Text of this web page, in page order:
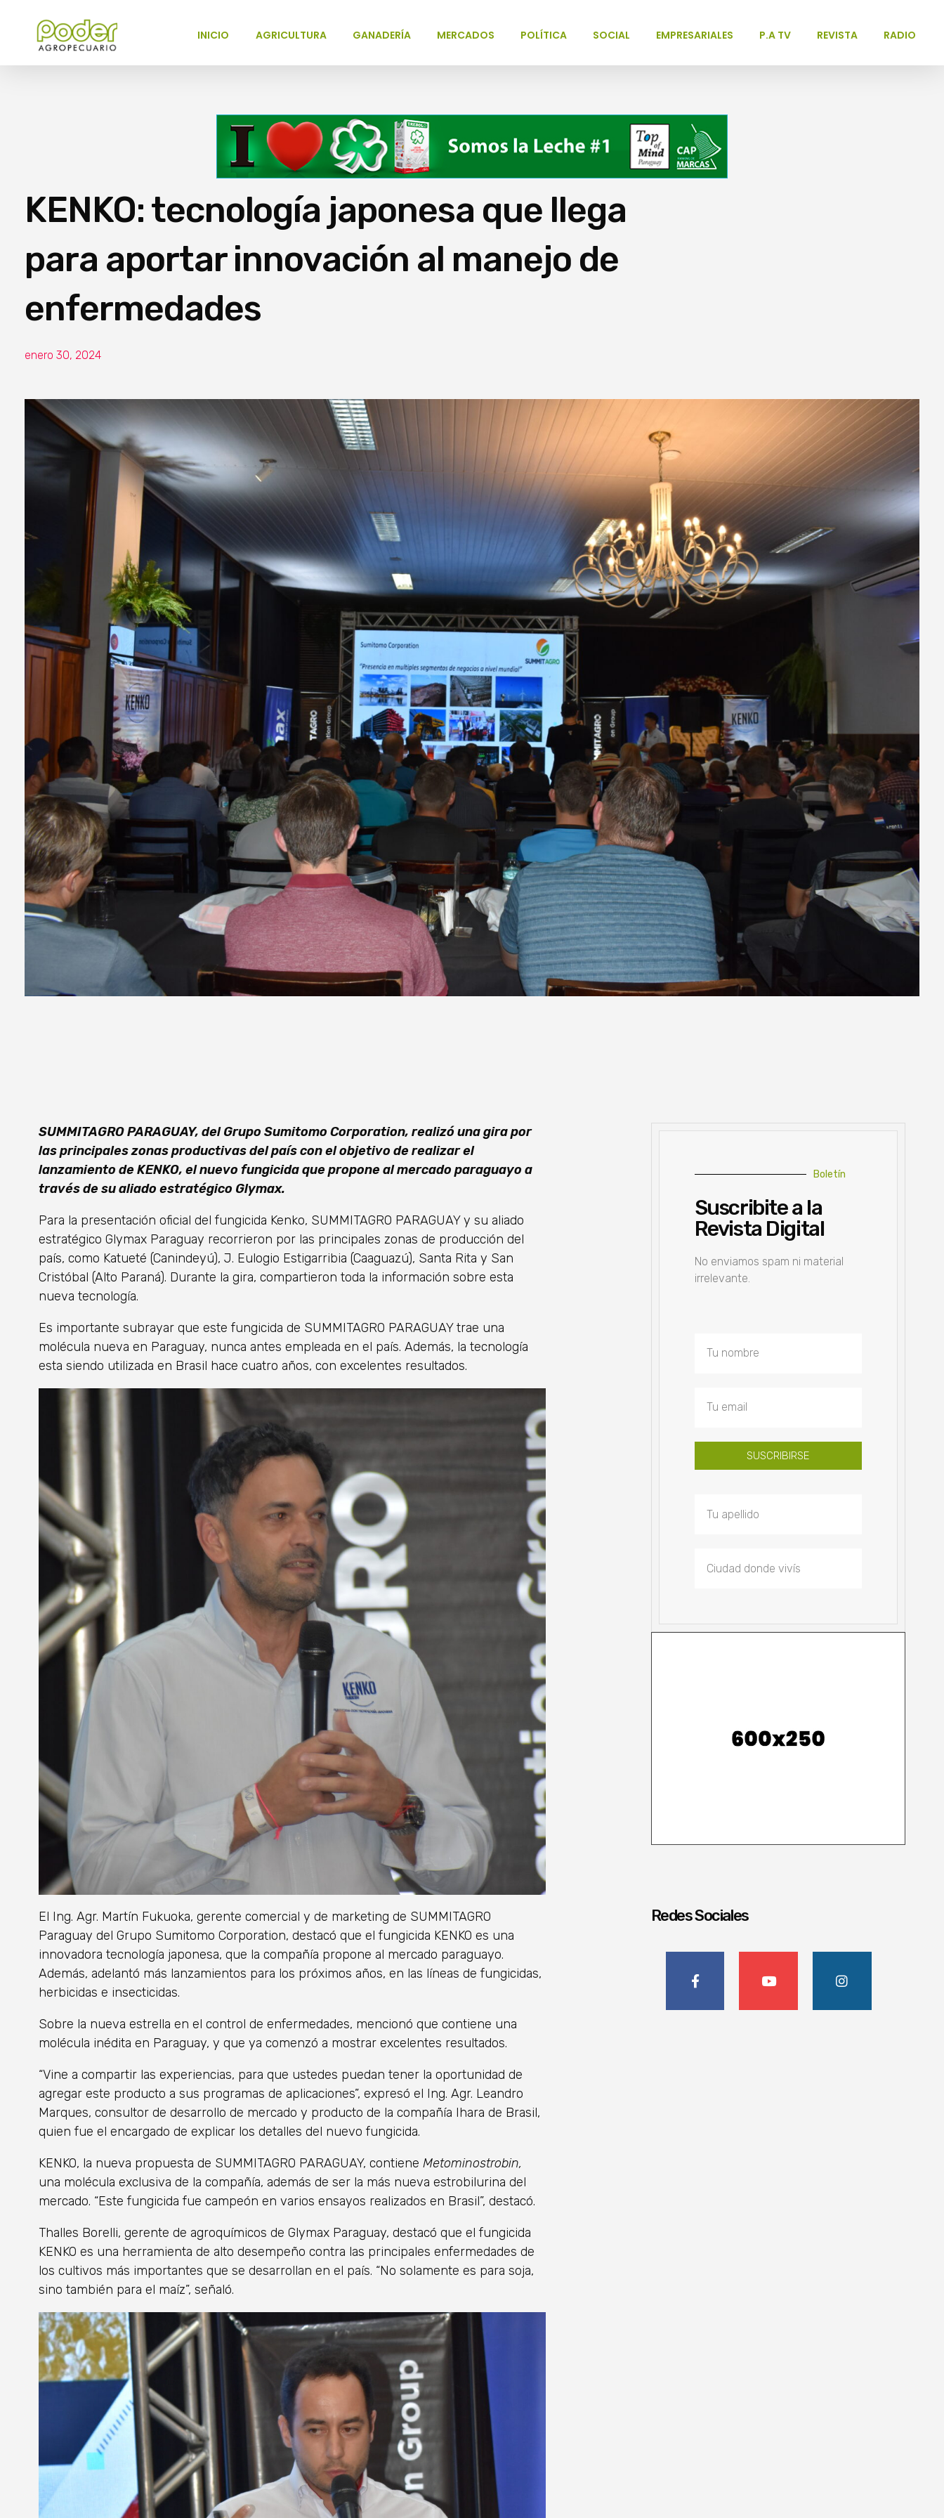
INICIO AGRICULTURA GANADERÍA MERCADOS POLÍTICA SOCIAL EMPRESARIALES P.A TV REVISTA RADIO
KENKO: tecnología japonesa que llega
para aportar innovación al manejo de
enfermedades
enero 30, 2024
SUMMITAGRO PARAGUAY, del Grupo Sumitomo Corporation, realizó una gira por
las principales zonas productivas del país con el objetivo de realizar el
lanzamiento de KENKO, el nuevo fungicida que propone al mercado paraguayo a
través de su aliado estratégico Glymax.
Para la presentación oficial del fungicida Kenko, SUMMITAGRO PARAGUAY y su aliado
estratégico Glymax Paraguay recorrieron por las principales zonas de producción del
país, como Katueté (Canindeyú), J. Eulogio Estigarribia (Caaguazú), Santa Rita y San
Cristóbal (Alto Paraná). Durante la gira, compartieron toda la información sobre esta
nueva tecnología.
Es importante subrayar que este fungicida de SUMMITAGRO PARAGUAY trae una
molécula nueva en Paraguay, nunca antes empleada en el país. Además, la tecnología
esta siendo utilizada en Brasil hace cuatro años, con excelentes resultados.
El Ing. Agr. Martín Fukuoka, gerente comercial y de marketing de SUMMITAGRO
Paraguay del Grupo Sumitomo Corporation, destacó que el fungicida KENKO es una
innovadora tecnología japonesa, que la compañía propone al mercado paraguayo.
Además, adelantó más lanzamientos para los próximos años, en las líneas de fungicidas,
herbicidas e insecticidas.
Sobre la nueva estrella en el control de enfermedades, mencionó que contiene una
molécula inédita en Paraguay, y que ya comenzó a mostrar excelentes resultados.
“Vine a compartir las experiencias, para que ustedes puedan tener la oportunidad de
agregar este producto a sus programas de aplicaciones”, expresó el Ing. Agr. Leandro
Marques, consultor de desarrollo de mercado y producto de la compañía Ihara de Brasil,
quien fue el encargado de explicar los detalles del nuevo fungicida.
KENKO, la nueva propuesta de SUMMITAGRO PARAGUAY, contiene Metominostrobin,
una molécula exclusiva de la compañía, además de ser la más nueva estrobilurina del
mercado. “Este fungicida fue campeón en varios ensayos realizados en Brasil”, destacó.
Thalles Borelli, gerente de agroquímicos de Glymax Paraguay, destacó que el fungicida
KENKO es una herramienta de alto desempeño contra las principales enfermedades de
los cultivos más importantes que se desarrollan en el país. “No solamente es para soja,
sino también para el maíz”, señaló.
Boletín
Suscribite a la
Revista Digital
No enviamos spam ni material
irrelevante.
SUSCRIBIRSE
Redes Sociales